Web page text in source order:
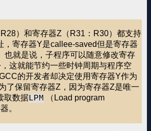
）和寄存器Z（R31：R30）都支持
，寄存器Y是callee-saved但是寄存器
也就是说，子程序可以随意修改寄存
这就能节约一些时钟周期与程序空
的开发者却决定使用寄存器Y作为
了保留寄存器Z，因为寄存器Z是唯一
取数据LPM （Load program
。